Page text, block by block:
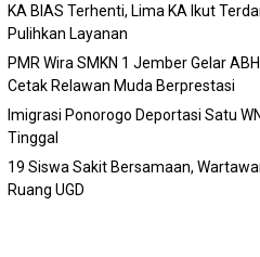
KA BIAS Terhenti, Lima KA Ikut
Pulihkan Layanan
PMR Wira SMKN 1 Jember Gelar
Cetak Relawan Muda Berprestasi
Imigrasi Ponorogo Deportasi Satu
Tinggal
19 Siswa Sakit Bersamaan,
Ruang UGD